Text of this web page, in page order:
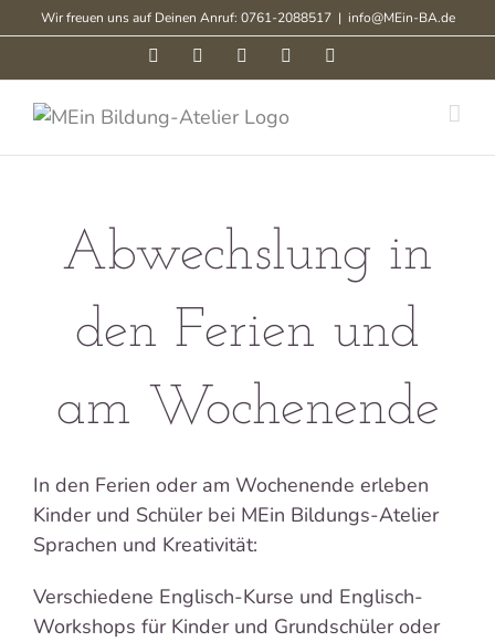
Inhalt
springen
Wir freuen uns auf Deinen Anruf: 0761-2088517 | info@MEin-BA.de
FacebookInstagram LinkedIn
Abwechslung in
den Ferien und
am Wochenende
In den Ferien oder am Wochenende erleben
Kinder und Schüler bei MEin Bildungs-Atelier
Sprachen und Kreativität:
Verschiedene Englisch-Kurse und Englisch-
Workshops für Kinder und Grundschüler oder